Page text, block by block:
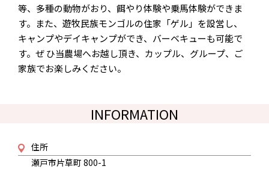
等、多種の動物がおり、餌やり体験や乗馬体験ができま
す。また、遊牧民族モンゴルの住家「ゲル」を設営し、
キャンプやデイキャンプができ、バーベキューも可能で
す。ぜ ひ当農場へお越し頂き、カップル、グループ、ご
家族でお楽しみください。
INFORMATION
住所
瀬戸市片草町 800-1